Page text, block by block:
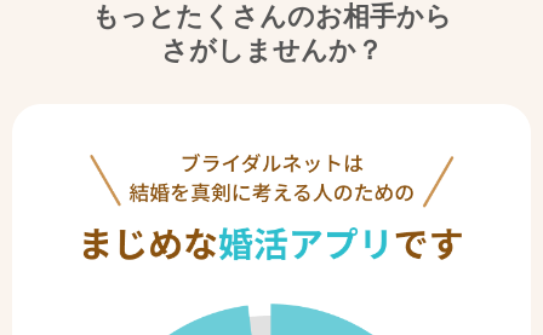
もっとたくさんのお相手から
さがしませんか？